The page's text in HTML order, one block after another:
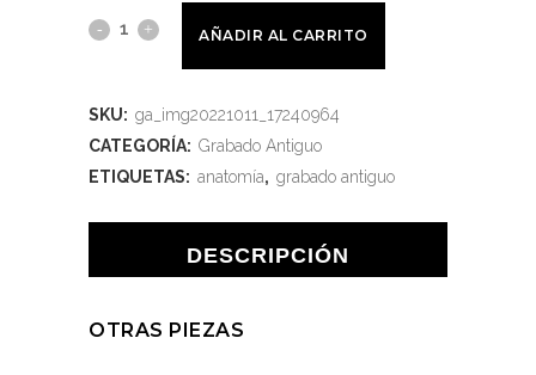
AÑADIR AL CARRITO
SKU: ga_img20221011_17240964
CATEGORÍA: Grabado Antiguo
ETIQUETAS: anatomía, grabado antiguo
DESCRIPCIÓN
OTRAS PIEZAS